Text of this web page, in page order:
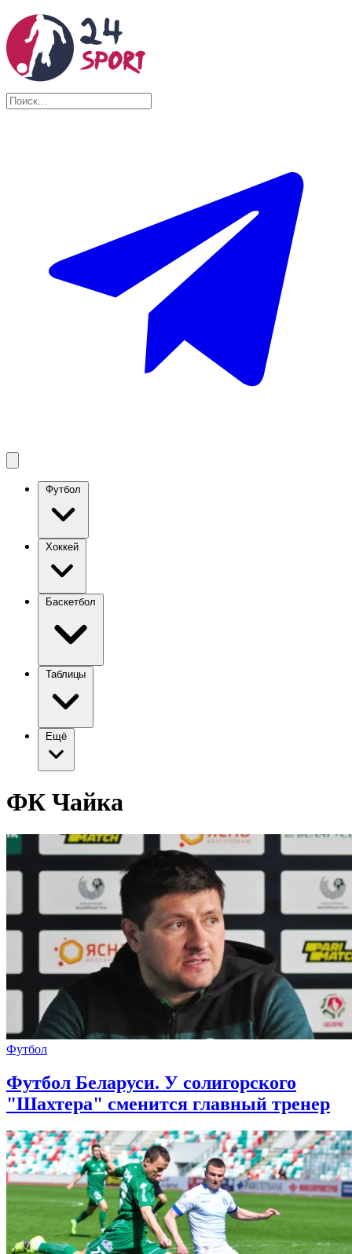
Футбол
Хоккей
Баскетбол
Таблицы
Ещё
ФК Чайка
Футбол
Футбол Беларуси. У солигорского
"Шахтера" сменится главный тренер